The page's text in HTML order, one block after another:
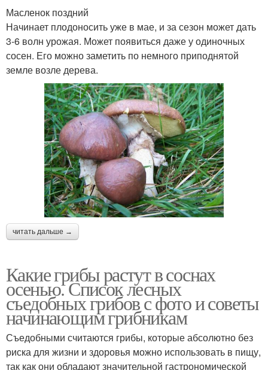
Масленок поздний
Начинает плодоносить уже в мае, и за сезон может дать
3-6 волн урожая. Может появиться даже у одиночных
сосен. Его можно заметить по немного приподнятой
земле возле дерева.
читать дальше →
Какие грибы растут в соснах
осенью. Список лесных
съедобных грибов с фото и советы
начинающим грибникам
Съедобными считаются грибы, которые абсолютно без
риска для жизни и здоровья можно использовать в пищу,
так как они обладают значительной гастрономической